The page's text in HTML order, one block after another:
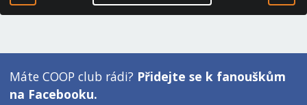
Máte COOP club rádi? Přidejte se k fanouškům
na Facebooku.